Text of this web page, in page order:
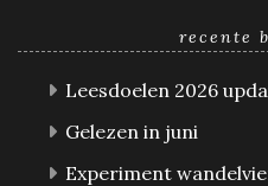
recente
Leesdoelen 2026
Gelezen in juni
Experiment